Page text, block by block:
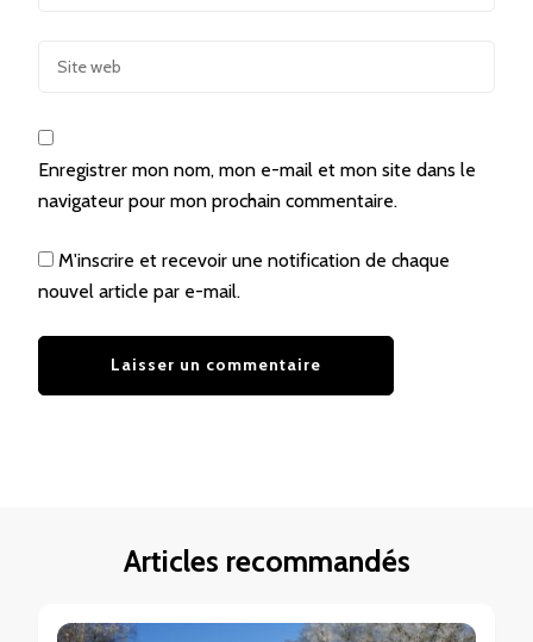
Enregistrer mon nom, mon e-mail et mon site dans le
navigateur pour mon prochain commentaire.
M'inscrire et recevoir une notification de chaque
nouvel article par e-mail.
Articles recommandés